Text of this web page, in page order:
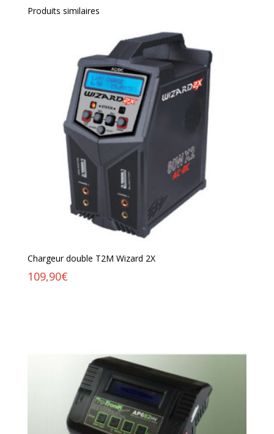
Produits similaires
Chargeur double T2M Wizard 2X
109,90€